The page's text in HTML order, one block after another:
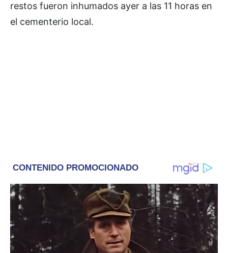
restos fueron inhumados ayer a las 11 horas en
el cementerio local.